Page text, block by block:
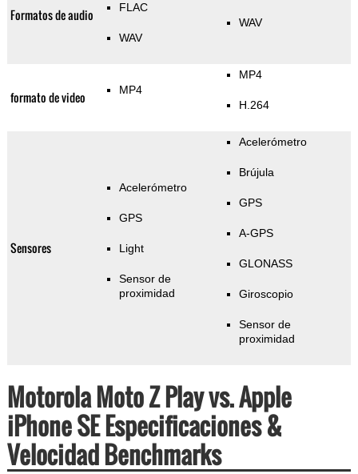
Formatos de audio FLAC
WAV
WAV
formato de video MP4
MP4
H.264
Sensores
Acelerómetro
GPS
Light
Sensor de
proximidad
Acelerómetro
Brújula
GPS
A-GPS
GLONASS
Giroscopio
Sensor de
proximidad
Motorola Moto Z Play vs. Apple
iPhone SE Especificaciones &
Velocidad Benchmarks